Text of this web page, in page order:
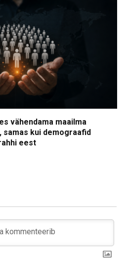
vähendama maailma
kui demograafid
eest